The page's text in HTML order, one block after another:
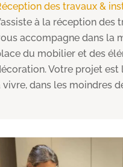
des travaux &
à la réception des
accompagne dans la
du mobilier et des
Votre projet est
vivre, dans les moindres